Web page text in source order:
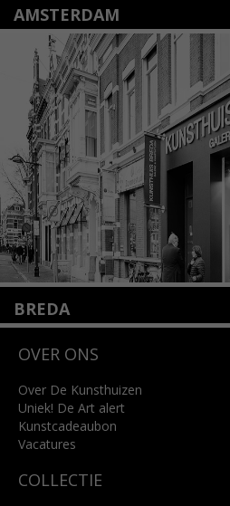
AMSTERDAM
Amstelveenseweg 135
1075 VX Amsterdam
+31 (0)20 2332546
info@kunsthuisamsterdam.nl
Lees meer
BREDA
4818 SB Breda
info@kunsthuisbreda.nl
Lees meer
OVER ONS
Over De Kunsthuizen
Uniek! De Art alert
Kunstcadeaubon
Vacatures
COLLECTIE